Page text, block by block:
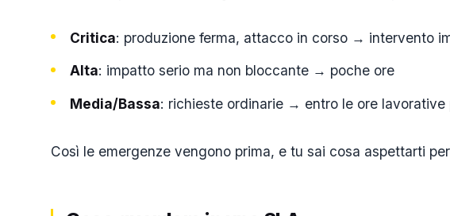
Critica: produzione ferma, attacco in corso → intervento
Alta: impatto serio ma non bloccante → poche ore
Media/Bassa: richieste ordinarie → entro le ore lavorative
Così le emergenze vengono prima, e tu sai cosa aspettarti